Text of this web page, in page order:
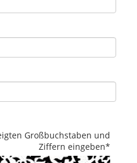
Großbuchstaben und
Ziffern eingeben*